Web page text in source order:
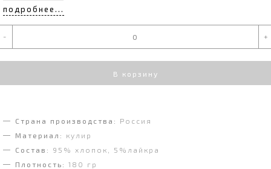
подробнее...
- +
В корзину
Страна производства:
Россия
Материал:
кулир
Состав:
95% хлопок, 5%лайкра
Плотность: 180 гр